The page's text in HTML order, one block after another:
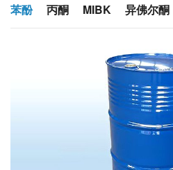
苯酚 丙酮 MIBK 异佛尔酮